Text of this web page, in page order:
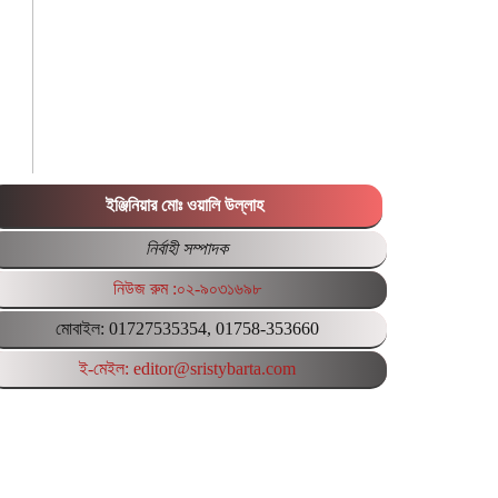
ইঞ্জিনিয়ার মোঃ ওয়ালি উল্লাহ
নির্বাহী সম্পাদক
নিউজ রুম :০২-৯০৩১৬৯৮
মোবাইল: 01727535354, 01758-353660
ই-মেইল: editor@sristybarta.com